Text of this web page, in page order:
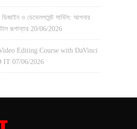
ও ডেভেলপমেন্ট সার্ভিস: আপনার
রূপান্তর 20/06/2026
Editing Course with DaVinci
IT 07/06/2026